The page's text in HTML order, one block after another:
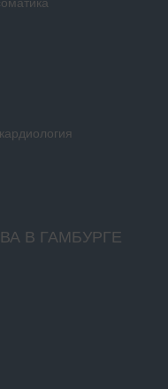
В ГАМБУРГЕ